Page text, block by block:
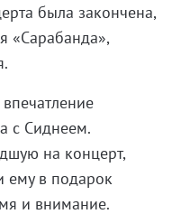
была закончена,
«Сарабанда»,
с Сиднеем.
на концерт,
ему в подарок
и внимание.